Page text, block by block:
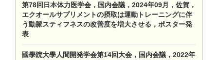
第78回日本体力医学会，国内会議，2024年09月，佐賀，
エクオールサプリメントの摂取は運動トレーニングに伴
う動脈スティフネスの改善度を増大させる，ポスター発
表
國學院大學人間開発学会第14回大会，国内会議，2022年